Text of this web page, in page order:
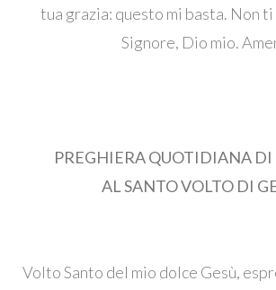
tua grazia: questo mi basta. Non
Signore, Dio mio.
PREGHIERA QUOTIDIANA DI
AL SANTO VOLTO DI
Volto Santo del mio dolce Gesù,